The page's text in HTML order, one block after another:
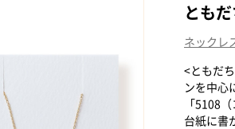
とも
ネックレ
<ともだ
ンを中心
「5108
台紙に書